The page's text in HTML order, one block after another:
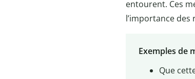
entourent. Ces
l’importance
Exemples de
Que